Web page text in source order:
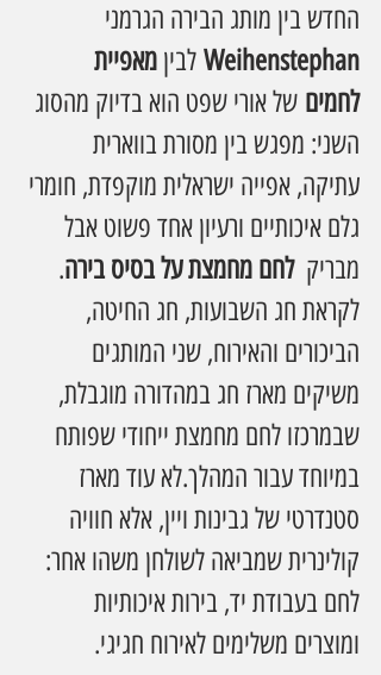
החדש בין מותג הבירה הגרמני
Weihenstephan לבין מאפיית
לחמים של אורי שפט הוא בדיוק מהסוג
השני: מפגש בין מסורת בווארית
עתיקה, אפייה ישראלית מוקפדת, חומרי
גלם איכותיים ורעיון אחד פשוט אבל
מבריק לחם מחמצת על בסיס בירה.
לקראת חג השבועות, חג החיטה,
הביכורים והאירוח, שני המותגים
משיקים מארז חג במהדורה מוגבלת,
שבמרכזו לחם מחמצת ייחודי שפותח
במיוחד עבור המהלך.לא עוד מארז
סטנדרטי של גבינות ויין, אלא חוויה
קולינרית שמביאה לשולחן משהו אחר:
לחם בעבודת יד, בירות איכותיות
ומוצרים משלימים לאירוח חגיגי.